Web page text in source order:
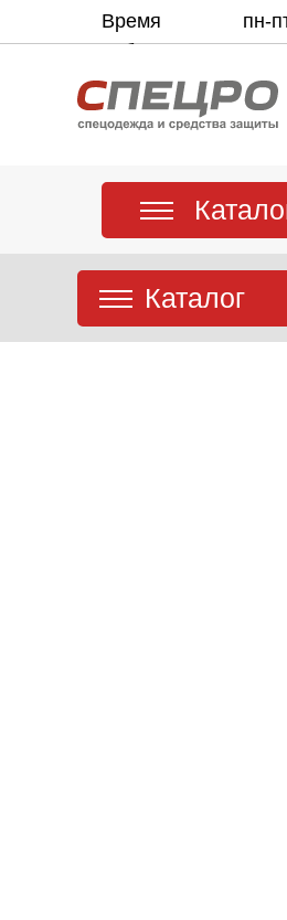
Время
работы:
пн-
Каталог